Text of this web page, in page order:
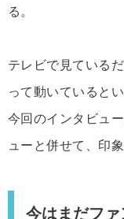
る。
テレビで見ている
って動いていると
今回のインタビュ
ューと併せて、印
今はまだフ